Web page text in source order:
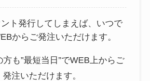
ト発行してしまえば、いつで
からご発注いただけます。
も”最短当日”でWEB上からご
発注いただけます。